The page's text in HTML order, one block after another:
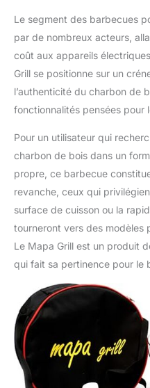
Le segment des barbecues
par de nombreux acteurs,
coût aux appareils
Grill se positionne sur un
l’authenticité du charbon de
fonctionnalités pensées pour
Pour un utilisateur qui
charbon de bois dans un
propre, ce barbecue
revanche, ceux qui
surface de cuisson ou la
tourneront vers des modèles
Le Mapa Grill est un produit
qui fait sa pertinence pour le